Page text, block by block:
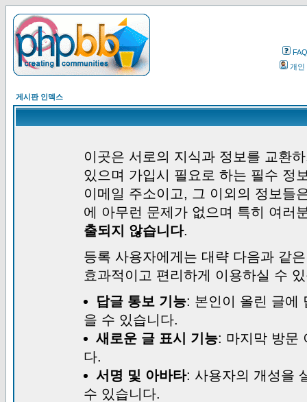
FAQ
개인
게시판 인덱스
이곳은 서로의 지식과 정보를 교환
있으며 가입시 필요로 하는 필수 정
이메일 주소이고, 그 이외의 정보들
에 아무런 문제가 없으며 특히 여러
출되지 않습니다.
등록 사용자에게는 대략 다음과 같
효과적이고 편리하게 이용하실 수
답글 통보 기능: 본인이 올린 글에
을 수 있습니다.
새로운 글 표시 기능: 마지막 방문
다.
서명 및 아바타: 사용자의 개성을
수 있습니다.